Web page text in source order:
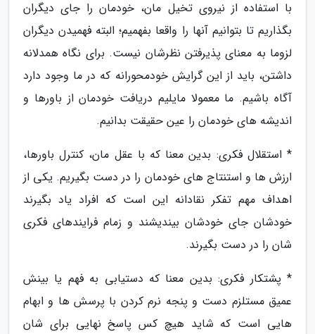
با استفاده از نیروی تخیل مان، خودمان را جای دیگران
بگذاریم تا بتوانیم آنها را واقعا بفهمیم؛ البته فهمیدن دیگران
لزوما به معنای پذیرفتن نظرشان نیست. برای نگاه همدلانه
داشتن، باید از این گرایش خودمحورانه که در ما وجود دارد
آگاه باشیم. ما معمولا مایلیم دریافت خودمان از باورها و
اندیشه های خودمان را عین حقیقت بدانیم.
* استقلال فکری: بدین معنا که با عقل مان، کنترل باورها،
ارزش ها و استنتاج های خودمان را در دست بگیریم. یکی از
اهداف مهم تفکر نقادانه این است که افراد یاد بگیرند
خودشان جای خودشان بیندیشند و زمام فرایندهای فکری
شان را در دست بگیرند.
* پشتکار فکری: بدین معنا که دستیابی به فهم یا بینش
عمیق مستلزم دست و پنجه نرم کردن با پرسش ها و ابهام
هایی است که شاید هیچ کس پاسخ نهایی برای شان